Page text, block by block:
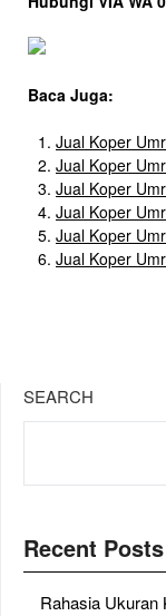
Baca Juga:
Jual Koper
Jual Koper
Jual Koper
Jual Koper
Jual Koper
Jual Koper
SEARCH
Recent Posts
Rahasia Ukuran